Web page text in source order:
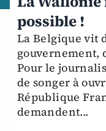
possible !
La Belgique vit
gouvernement,
Pour le
de songer à
République
demandent...